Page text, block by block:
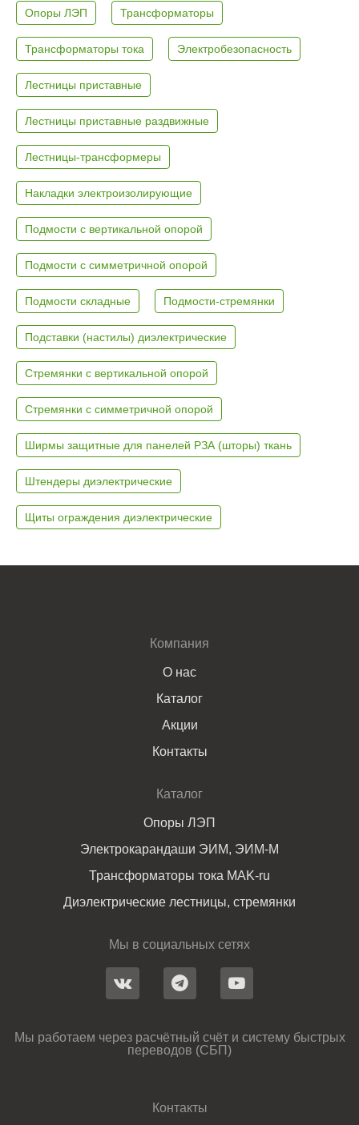
Опоры ЛЭП Трансформаторы
Трансформаторы тока Электробезопасность
Лестницы приставные
Лестницы приставные раздвижные
Лестницы-трансформеры
Накладки электроизолирующие
Подмости с вертикальной опорой
Подмости с симметричной опорой
Подмости складные Подмости-стремянки
Подставки (настилы) диэлектрические
Стремянки с вертикальной опорой
Стремянки с симметричной опорой
Ширмы защитные для панелей РЗА (шторы) ткань
Штендеры диэлектрические
Щиты ограждения диэлектрические
Компания
О нас
Каталог
Акции
Контакты
Каталог
Опоры ЛЭП
Электрокарандаши ЭИМ, ЭИМ-М
Трансформаторы тока MAK-ru
Диэлектрические лестницы, стремянки
Мы в социальных сетях
Мы работаем через расчётный счёт и систему быстрых
переводов (СБП)
Контакты